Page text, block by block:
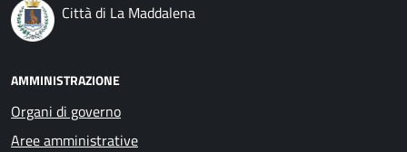
Città di La Maddalena
AMMINISTRAZIONE
Organi di governo
Aree amministrative